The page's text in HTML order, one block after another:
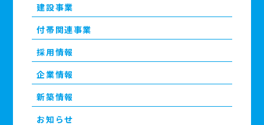
建設事業
付帯関連事業
採用情報
企業情報
新築情報
お知らせ